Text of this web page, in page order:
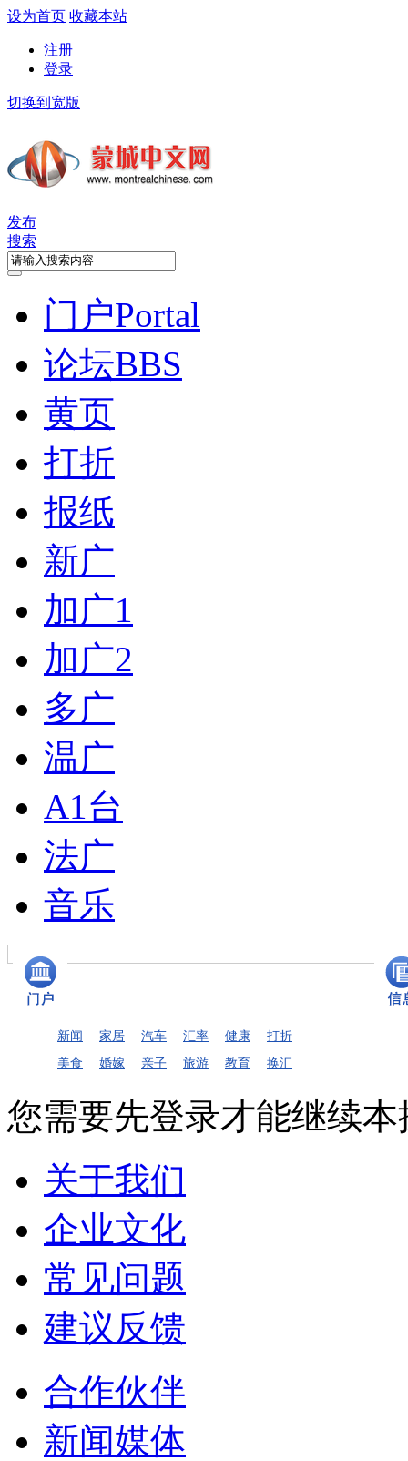
设为首页 收藏本站
注册
登录
切换到宽版
发布
搜索
门户Portal
论坛BBS
黄页
打折
报纸
新广
加广1
加广2
多广
温广
A1台
法广
音乐
新闻 家居 汽车 汇率 健康
打折
美食
婚嫁 亲子 旅游 教育 换汇
您需要先登录才能继续本
关于我们
企业文化
常见问题
建议反馈
合作伙伴
新闻媒体